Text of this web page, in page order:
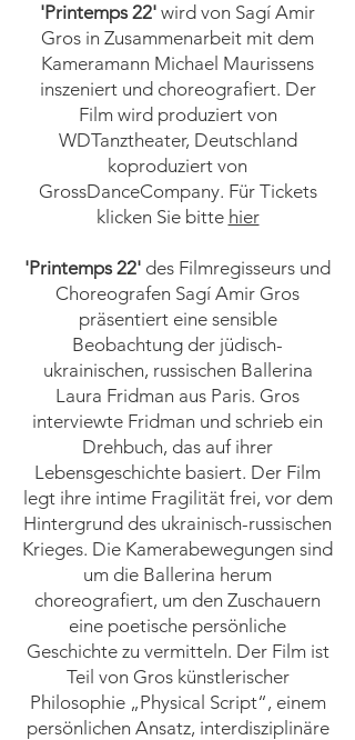
'Printemps 22' wird von Sagí Amir
Gros in Zusammenarbeit mit dem
Kameramann Michael Maurissens
inszeniert und choreografiert. Der
Film wird produziert von
WDTanztheater, Deutschland
koproduziert von
GrossDanceCompany. Für Tickets
klicken Sie bitte hier
'Printemps 22' des Filmregisseurs und
Choreografen Sagí Amir Gros
präsentiert eine sensible
Beobachtung der jüdisch-
ukrainischen, russischen Ballerina
Laura Fridman aus Paris. Gros
interviewte Fridman und schrieb ein
Drehbuch, das auf ihrer
Lebensgeschichte basiert. Der Film
legt ihre intime Fragilität frei, vor dem
Hintergrund des ukrainisch-russischen
Krieges. Die Kamerabewegungen sind
um die Ballerina herum
choreografiert, um den Zuschauern
eine poetische persönliche
Geschichte zu vermitteln. Der Film ist
Teil von Gros künstlerischer
Philosophie „Physical Script“, einem
persönlichen Ansatz, interdisziplinäre